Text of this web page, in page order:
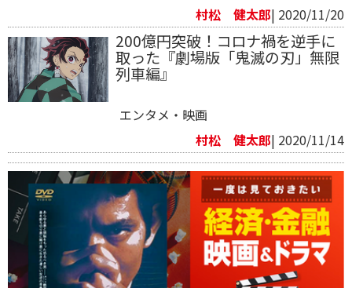
村松 健太郎| 2020/11/20
200億円突破！コロナ禍を逆手に
取った『劇場版「鬼滅の刃」無限
列車編』
エンタメ・映画
村松 健太郎| 2020/11/14